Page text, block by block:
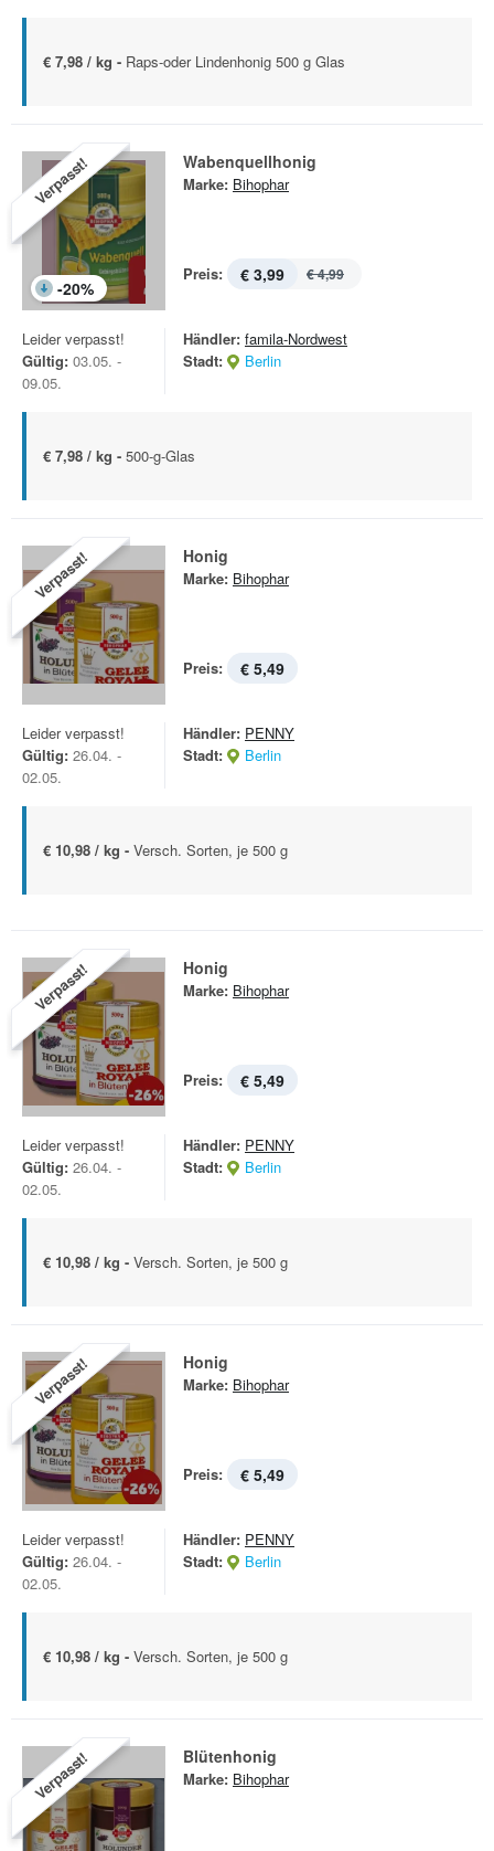
€ 7,98 / kg - Raps-oder Lindenhonig 500 g Glas
Verpasst!
-20%
Wabenquellhonig
Marke: Bihophar
Preis: € 3,99 € 4,99
Leider verpasst!
Gültig: 03.05. -
09.05.
Händler: famila-Nordwest
Stadt:
Berlin
€ 7,98 / kg - 500-g-Glas
Verpasst! Honig
Marke: Bihophar
Preis: € 5,49
Leider verpasst!
Gültig: 26.04. -
02.05.
Händler: PENNY
Stadt:
Berlin
€ 10,98 / kg - Versch. Sorten, je 500 g
Verpasst! Honig
Marke: Bihophar
Preis: € 5,49
Leider verpasst!
Gültig: 26.04. -
02.05.
Händler: PENNY
Stadt:
Berlin
€ 10,98 / kg - Versch. Sorten, je 500 g
Verpasst! Honig
Marke: Bihophar
Preis: € 5,49
Leider verpasst!
Gültig: 26.04. -
02.05.
Händler: PENNY
Stadt:
Berlin
€ 10,98 / kg - Versch. Sorten, je 500 g
Verpasst! Blütenhonig
Marke: Bihophar